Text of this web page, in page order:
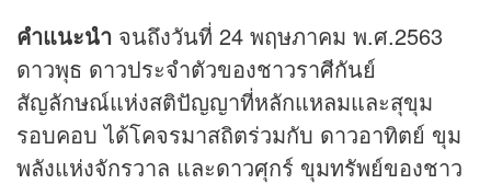
คำแนะนำ จนถึงวันที่ 24 พฤษภาคม พ.ศ.2563
ดาวพุธ ดาวประจำตัวของชาวราศีกันย์
สัญลักษณ์แห่งสติปัญญาที่หลักแหลมและสุขุม
รอบคอบ ได้โคจรมาสถิตร่วมกับ ดาวอาทิตย์ ขุม
พลังแห่งจักรวาล และดาวศุกร์ ขุมทรัพย์ของชาว